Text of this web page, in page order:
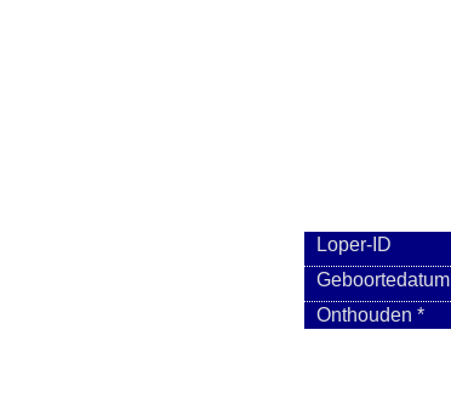
Loper-ID
Geboortedatum
Onthouden *